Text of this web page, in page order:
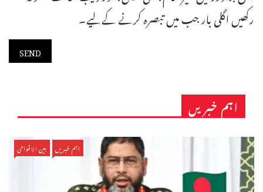
رکھیں اگلی بار جب میں تبصرہ کرنے کےلیے۔
اہم خبریں
اہم خبریں بین الاقوامی